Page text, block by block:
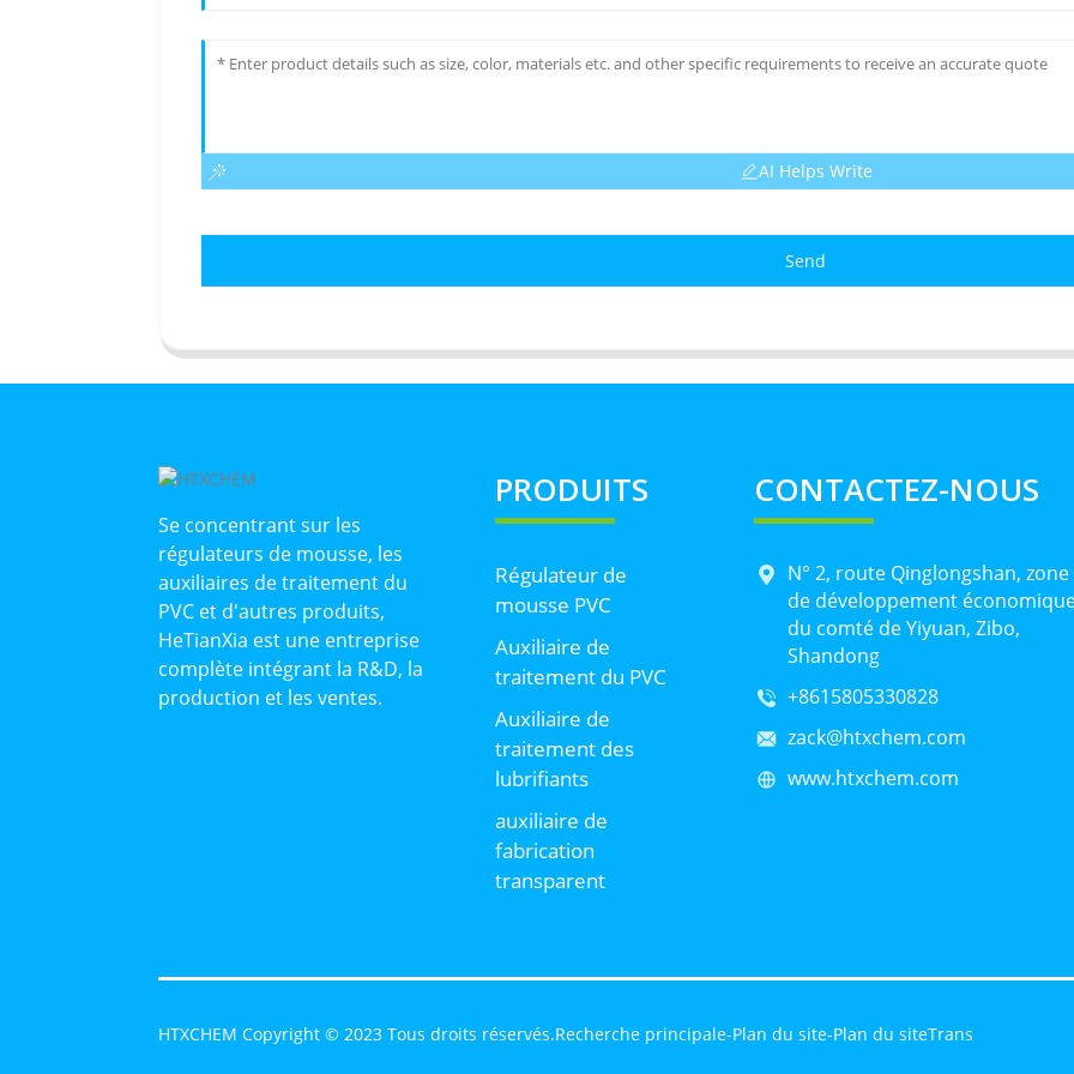
AI Helps Write
Send
Se concentrant sur les
régulateurs de mousse, les
auxiliaires de traitement du
PVC et d'autres produits,
HeTianXia est une entreprise
complète intégrant la R&D, la
production et les ventes.
PRODUITS
Régulateur de
mousse PVC
Auxiliaire de
traitement du PVC
Auxiliaire de
traitement des
lubrifiants
auxiliaire de
fabrication
transparent
CONTACTEZ-NOUS
N° 2, route Qinglongshan, zone
de développement
du comté de Yiyuan, Zibo,
Shandong
+8615805330828
zack@htxchem.com
www.htxchem.com
HTXCHEM Copyright © 2023 Tous droits réservés.Recherche principale-Plan du site-Plan du siteTrans